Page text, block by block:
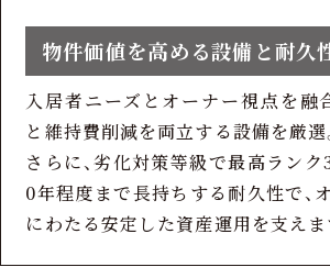
物件価値を高める設備と耐久
入居者ニーズとオーナー視点を融
と維持費削減を両立する設備を厳選
さらに、劣化対策等級で最高ラン
0年程度まで長持ちする耐久性で、
にわたる安定した資産運用を支えま